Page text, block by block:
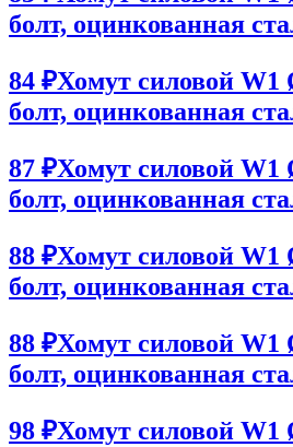
болт, оцинкованная
84 ₽Хомут силовой
болт, оцинкованная
87 ₽Хомут силовой
болт, оцинкованная
88 ₽Хомут силовой
болт, оцинкованная
88 ₽Хомут силовой
болт, оцинкованная
98 ₽Хомут силовой W1